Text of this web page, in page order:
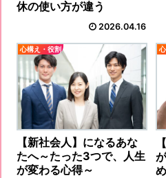
休の使い方が違う
2026.04.16
心構え・役割
【新社会人】になるあな
たへ～たった3つで、人生
が変わる心得～